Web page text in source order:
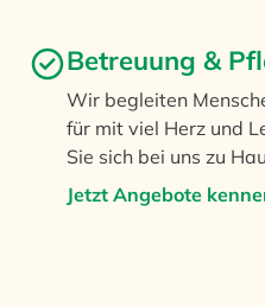
Betreuung &
Wir begleiten
für mit viel Herz und
Sie sich bei uns zu
Jetzt Angebote